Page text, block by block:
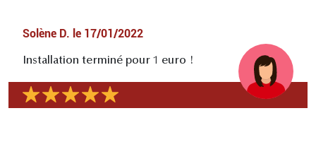
Solène D. le 17/01/2022
Installation terminé pour 1 euro !